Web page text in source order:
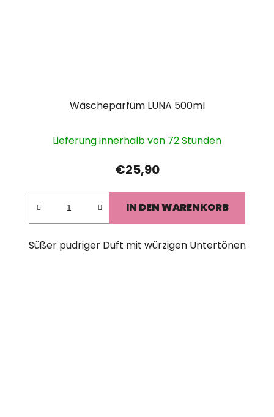
Wäscheparfüm LUNA 500ml
Lieferung innerhalb von 72 Stunden
€25,90
IN DEN WARENKORB
Süßer pudriger Duft mit würzigen Untertönen